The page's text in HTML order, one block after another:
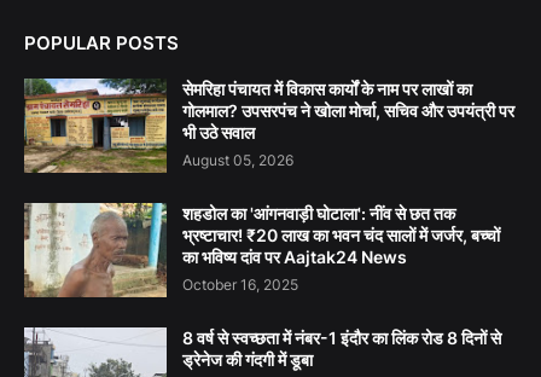
POPULAR POSTS
सेमरिहा पंचायत में विकास कार्यों के नाम पर लाखों का
गोलमाल? उपसरपंच ने खोला मोर्चा, सचिव और उपयंत्री पर
भी उठे सवाल
August 05, 2026
शहडोल का 'आंगनवाड़ी घोटाला': नींव से छत तक
भ्रष्टाचार! ₹20 लाख का भवन चंद सालों में जर्जर, बच्चों
का भविष्य दांव पर Aajtak24 News
October 16, 2025
8 वर्ष से स्वच्छता में नंबर-1 इंदौर का लिंक रोड 8 दिनों से
ड्रेनेज की गंदगी में डूबा